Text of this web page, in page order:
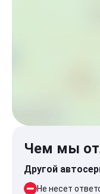
Чем мы
Другой
Не несет